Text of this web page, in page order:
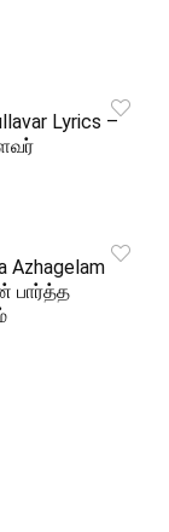
Lyrics –
Azhagelam
பார்த்த